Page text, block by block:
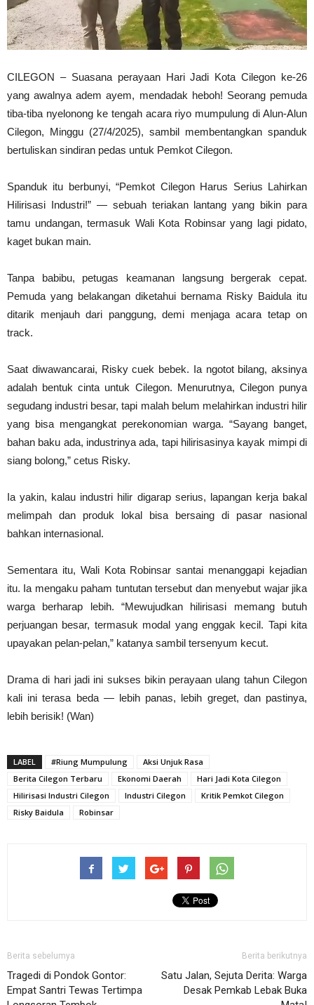
CILEGON – Suasana perayaan Hari Jadi Kota Cilegon ke-26
yang awalnya adem ayem, mendadak heboh! Seorang pemuda
tiba-tiba nyelonong ke tengah acara riyo mumpulung di Alun-Alun
Cilegon, Minggu (27/4/2025), sambil membentangkan spanduk
bertuliskan sindiran pedas untuk Pemkot Cilegon.
Spanduk itu berbunyi, “Pemkot Cilegon Harus Serius Lahirkan
Hilirisasi Industri!” — sebuah teriakan lantang yang bikin para
tamu undangan, termasuk Wali Kota Robinsar yang lagi pidato,
kaget bukan main.
Tanpa babibu, petugas keamanan langsung bergerak cepat.
Pemuda yang belakangan diketahui bernama Risky Baidula itu
ditarik menjauh dari panggung, demi menjaga acara tetap on
track.
Saat diwawancarai, Risky cuek bebek. Ia ngotot bilang, aksinya
adalah bentuk cinta untuk Cilegon. Menurutnya, Cilegon punya
segudang industri besar, tapi malah belum melahirkan industri hilir
yang bisa mengangkat perekonomian warga. “Sayang banget,
bahan baku ada, industrinya ada, tapi hilirisasinya kayak mimpi di
siang bolong,” cetus Risky.
Ia yakin, kalau industri hilir digarap serius, lapangan kerja bakal
melimpah dan produk lokal bisa bersaing di pasar nasional
bahkan internasional.
Sementara itu, Wali Kota Robinsar santai menanggapi kejadian
itu. Ia mengaku paham tuntutan tersebut dan menyebut wajar jika
warga berharap lebih. “Mewujudkan hilirisasi memang butuh
perjuangan besar, termasuk modal yang enggak kecil. Tapi kita
upayakan pelan-pelan,” katanya sambil tersenyum kecut.
Drama di hari jadi ini sukses bikin perayaan ulang tahun Cilegon
kali ini terasa beda — lebih panas, lebih greget, dan pastinya,
lebih berisik! (Wan)
LABEL #Riung Mumpulung
Aksi Unjuk Rasa
Berita Cilegon Terbaru
Ekonomi Daerah
Hari Jadi Kota Cilegon
Hilirisasi Industri Cilegon
Industri Cilegon
Kritik Pemkot Cilegon
Risky Baidula
Robinsar
Berita sebelumya
Tragedi di Pondok Gontor:
Empat Santri Tewas Tertimpa
Berita berikutnya
Satu Jalan, Sejuta Derita: Warga
Desak Pemkab Lebak Buka